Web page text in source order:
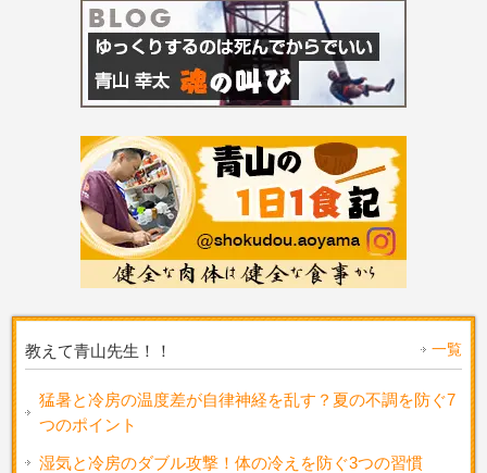
教えて青山先生！！ 一覧
猛暑と冷房の温度差が自律神経を乱す？夏の不調を防ぐ7
つのポイント
湿気と冷房のダブル攻撃！体の冷えを防ぐ3つの習慣